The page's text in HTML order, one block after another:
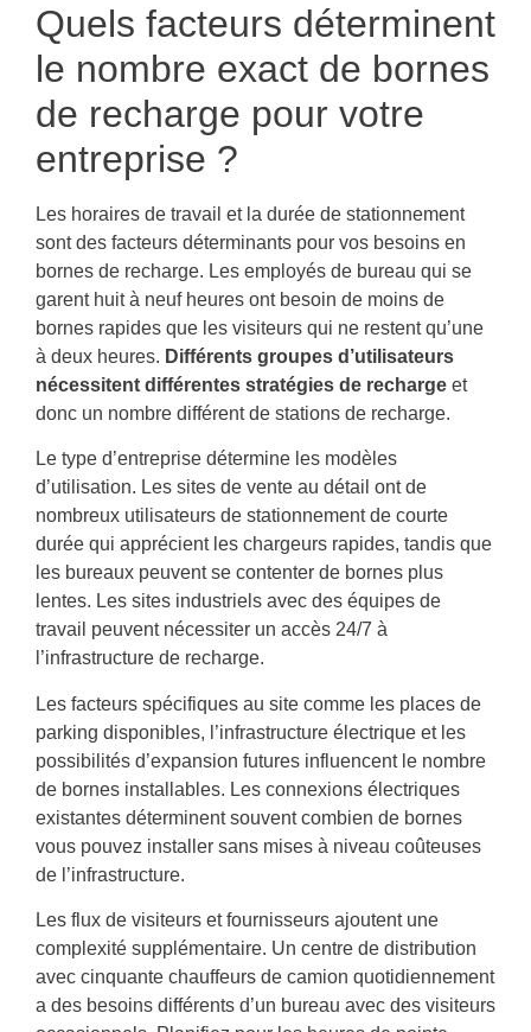
Quels facteurs déterminent
le nombre exact de bornes
de recharge pour votre
entreprise ?
Les horaires de travail et la durée de stationnement
sont des facteurs déterminants pour vos besoins en
bornes de recharge. Les employés de bureau qui se
garent huit à neuf heures ont besoin de moins de
bornes rapides que les visiteurs qui ne restent qu’une
à deux heures. Différents groupes d’utilisateurs
nécessitent différentes stratégies de recharge et
donc un nombre différent de stations de recharge.
Le type d’entreprise détermine les modèles
d’utilisation. Les sites de vente au détail ont de
nombreux utilisateurs de stationnement de courte
durée qui apprécient les chargeurs rapides, tandis que
les bureaux peuvent se contenter de bornes plus
lentes. Les sites industriels avec des équipes de
travail peuvent nécessiter un accès 24/7 à
l’infrastructure de recharge.
Les facteurs spécifiques au site comme les places de
parking disponibles, l’infrastructure électrique et les
possibilités d’expansion futures influencent le nombre
de bornes installables. Les connexions électriques
existantes déterminent souvent combien de bornes
vous pouvez installer sans mises à niveau coûteuses
de l’infrastructure.
Les flux de visiteurs et fournisseurs ajoutent une
complexité supplémentaire. Un centre de distribution
avec cinquante chauffeurs de camion quotidiennement
a des besoins différents d’un bureau avec des visiteurs